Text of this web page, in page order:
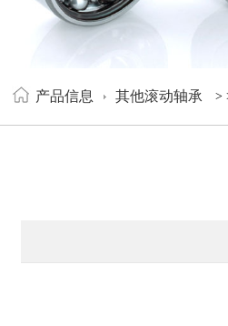
产品信息 >
其他滚动轴承